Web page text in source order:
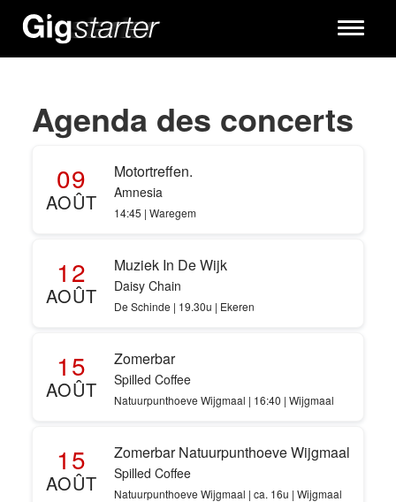
Toggle
Agenda des concerts
09
AOÛT
Motortreffen.
Amnesia
14:45 | Waregem
12
AOÛT
Muziek In De Wijk
Daisy Chain
De Schinde | 19.30u | Ekeren
15
AOÛT
Zomerbar
Spilled Coffee
Natuurpunthoeve Wijgmaal | 16:40 | Wijgmaal
15
AOÛT
Zomerbar Natuurpunthoeve Wijgmaal
Spilled Coffee
Natuurpunthoeve Wijgmaal | ca. 16u | Wijgmaal